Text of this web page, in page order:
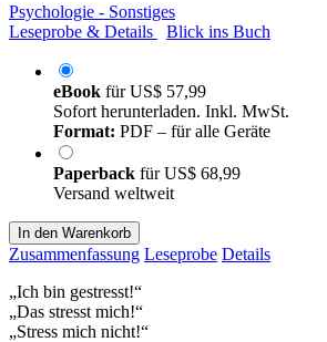
Psychologie - Sonstiges
Leseprobe & Details
Blick ins Buch
eBook fürUS$ 57,99
Sofort herunterladen. Inkl. MwSt.
Format: PDF – für alle Geräte
Paperback fürUS$ 68,99
Versand weltweit
In den Warenkorb
Zusammenfassung Leseprobe Details
„Ich bin gestresst!“
„Das stresst mich!“
„Stress mich nicht!“